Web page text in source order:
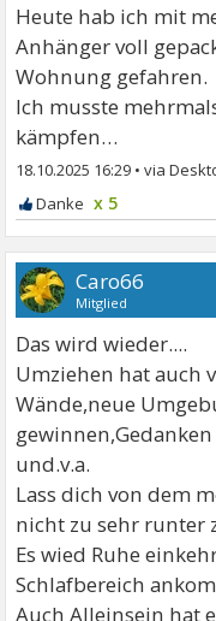
Heute hab ich mit
Anhänger voll
Wohnung gefahren.
Ich musste
kämpfen…
18.10.2025 16:29 •
x 5
Caro66
Mitglied
Das wird wieder....
Umziehen hat auch
Wände,neue
und.v.a.
Lass dich von dem
nicht zu sehr runter
Es wied Ruhe
Schlafbereich
Auch Alleinsein hat